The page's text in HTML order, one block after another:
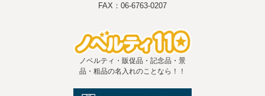
FAX：06-6763-0207
ノベルティ・販促品・記念品・景
品・粗品の名入れのことなら！！